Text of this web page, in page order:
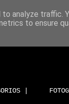
|
analyze traffic.
to ensure